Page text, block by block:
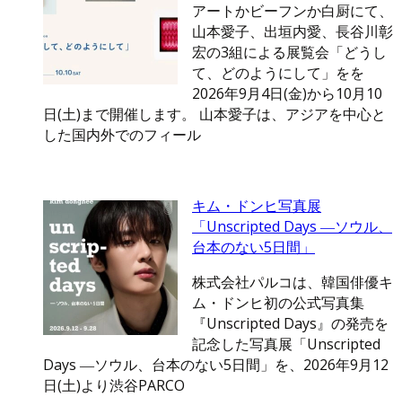
アートかビーフンか白厨にて、
山本愛子、出垣内愛、長谷川彰
宏の3組による展覧会「どうし
て、どのようにして」をを
2026年9月4日(金)から10月10
日(土)まで開催します。 山本愛子は、アジアを中心と
した国内外でのフィール
キム・ドンヒ写真展
「Unscripted Days ―ソウル、
台本のない5日間」
株式会社パルコは、韓国俳優キ
ム・ドンヒ初の公式写真集
『Unscripted Days』の発売を
記念した写真展「Unscripted
Days ―ソウル、台本のない5日間」を、2026年9月12
日(土)より渋谷PARCO